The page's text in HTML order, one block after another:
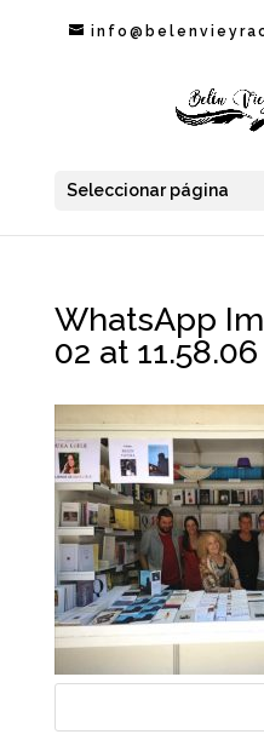
Seleccionar página
WhatsApp
02 at